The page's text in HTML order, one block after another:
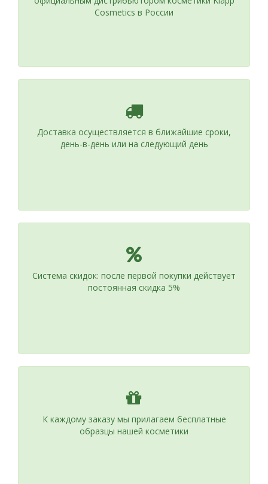
Cosmetics в России
Доставка осуществляется в ближайшие сроки,
день-в-день или на следующий день
Система скидок: после первой покупки действует
постоянная скидка 5%
К каждому заказу мы прилагаем бесплатные
образцы нашей косметики